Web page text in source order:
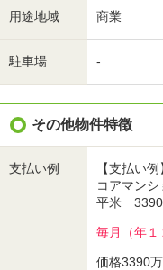
用途地域 商業
駐車場 -
その他物件特徴
支払い例
【支払い
コアマン
平米 3390
毎月（年
価格3390